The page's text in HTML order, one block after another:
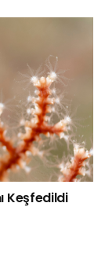
Keşfedildi